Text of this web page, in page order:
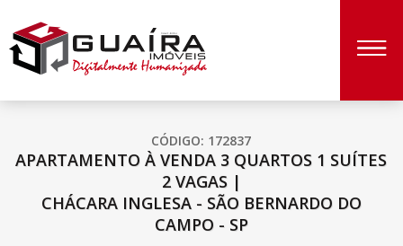
CÓDIGO: 172837
APARTAMENTO À VENDA 3 QUARTOS 1 SUÍTES
2 VAGAS|
CHÁCARA INGLESA - SÃO BERNARDO DO
CAMPO - SP